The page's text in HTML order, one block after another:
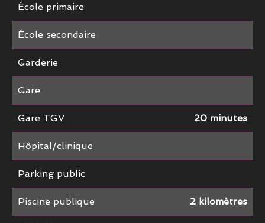
École primaire
École secondaire
Garderie
Gare
Gare TGV 20 minutes
Hôpital/clinique
Parking public
Piscine publique 2 kilomètres